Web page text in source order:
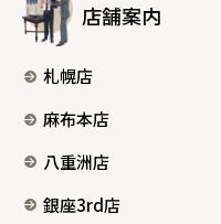
店舗案内
札幌店
麻布本店
八重洲店
銀座3rd店